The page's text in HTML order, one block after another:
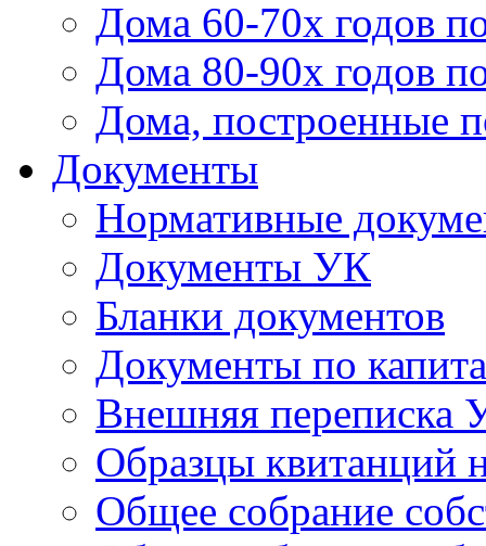
Дома 60-70х годов
Дома 80-90х годов
Дома, построенные
Документы
Нормативные
Документы УК
Бланки документов
Документы по
Внешняя переписка
Образцы квитанций
Общее собрание